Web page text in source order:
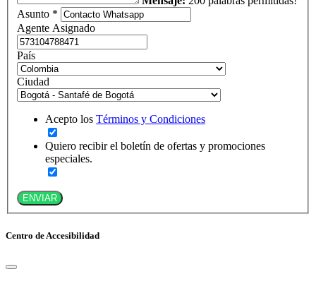
Asunto *
Agente Asignado
País
Ciudad
Acepto los Términos y Condiciones
Quiero recibir el boletín de ofertas y promociones
especiales.
ENVIAR
Centro de Accesibilidad